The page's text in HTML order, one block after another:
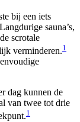
bij een iets
sauna’s,
scrotale
verminderen.1
dag kunnen de
van twee tot drie
1